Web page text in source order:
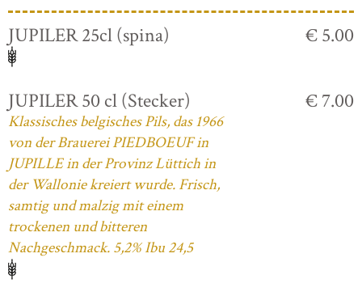
JUPILER 25cl (spina) € 5.00
JUPILER 50 cl (Stecker)
Klassisches belgisches Pils, das 1966
von der Brauerei PIEDBOEUF in
JUPILLE in der Provinz Lüttich in
der Wallonie kreiert wurde. Frisch,
samtig und malzig mit einem
trockenen und bitteren
Nachgeschmack. 5,2% Ibu 24,5
€ 7.00